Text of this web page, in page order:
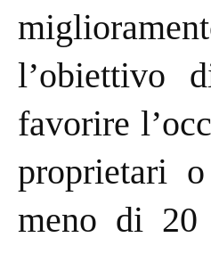
l’obiettivo
favorire
proprietari
meno di 20